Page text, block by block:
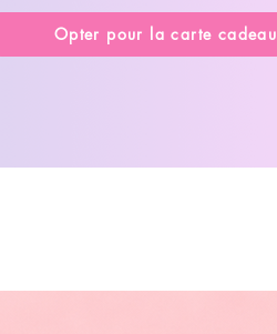
Opter pour la carte cadeau